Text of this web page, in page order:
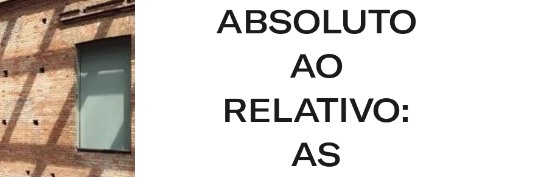
ABSOLUTO
AO
RELATIVO:
AS